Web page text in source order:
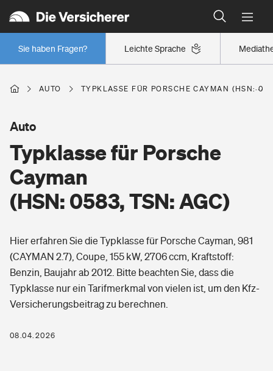
Leichte Sprache
Sie haben Fragen?
Wer versichert was: Jetzt Versicherer finden
Regionalklassen: So ist Ihre Region eingestuft
Wer versichert was: Jetzt Versicherer finden
Berufsunfähigkeitsversicherung
Erwerbsunfähigkeitsversicherung
Arbeitsrechtsschutz
Berufshaftpflichtversicherung
Wohnen
Wohngebäudeversicherung
Hausratversicherung
Elementarversicherung
Photovoltaik
Wärmepumpen versichern
Pri­vate Haft­pflicht­
Rechts­schutz­ver­si­che­rung
Gesundheit
Private Krankenversicherung
AUTO TYPKLASSE FÜR PORSCHE CAYMAN (HSN:
Typklasse für Porsche
Cayman
(HSN: 0583, TSN: AGC)
Auto
Hier erfahren Sie die Typklasse für Porsche Cayman, 981
(CAYMAN 2.7), Coupe, 155 kW, 2706 ccm, Kraftstoff:
Benzin, Baujahr ab 2012. Bitte beachten Sie, dass die
Typklasse nur ein Tarifmerkmal von vielen ist, um den Kfz-
Versicherungsbeitrag zu berechnen.
08.04.2026